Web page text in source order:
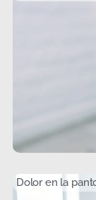
Dolor en la